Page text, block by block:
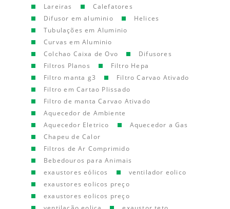
Lareiras
Calefatores
Difusor em aluminio
Helices
Tubulações em Aluminio
Curvas em Aluminio
Colchao Caixa de Ovo
Difusores
Filtros Planos
Filtro Hepa
Filtro manta g3
Filtro Carvao Ativado
Filtro em Cartao Plissado
Filtro de manta Carvao Ativado
Aquecedor de Ambiente
Aquecedor Eletrico
Aquecedor a Gas
Chapeu de Calor
Filtros de Ar Comprimido
Bebedouros para Animais
exaustores eólicos
ventilador eolico
exaustores eolicos preço
exaustores eolicos preço